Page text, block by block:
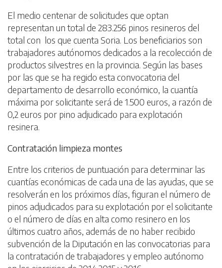
El medio centenar de solicitudes que optan
representan un total de 283.256 pinos resineros del
total con los que cuenta Soria. Los beneficiarios son
trabajadores autónomos dedicados a la recolección de
productos silvestres en la provincia. Según las bases
por las que se ha regido esta convocatoria del
departamento de desarrollo económico, la cuantía
máxima por solicitante será de 1.500 euros, a razón de
0,2 euros por pino adjudicado para explotación
resinera.
Contratación limpieza montes
Entre los criterios de puntuación para determinar las
cuantías económicas de cada una de las ayudas, que se
resolverán en los próximos días, figuran el número de
pinos adjudicados para su explotación por el solicitante
o el número de días en alta como resinero en los
últimos cuatro años, además de no haber recibido
subvención de la Diputación en las convocatorias para
la contratación de trabajadores y empleo autónomo